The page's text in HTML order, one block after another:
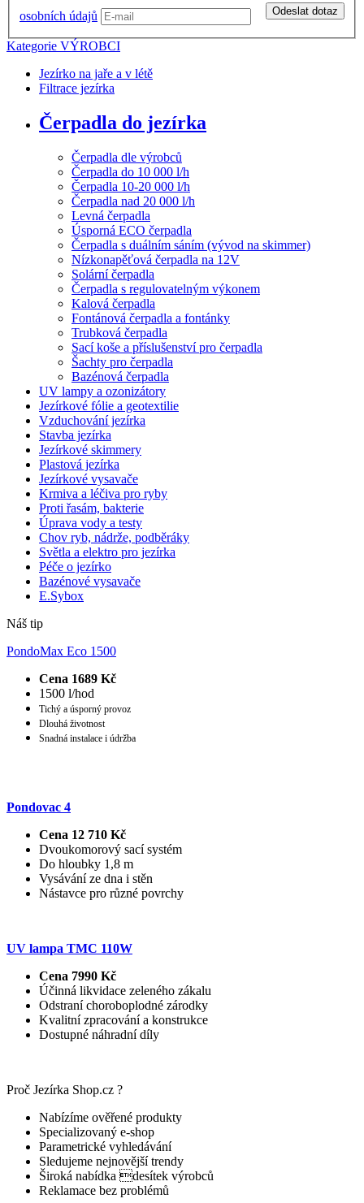
osobních údajů
Odeslat dotaz
Kategorie VÝROBCI
Jezírko na jaře a v létě
Filtrace jezírka
Čerpadla do jezírka
Čerpadla dle výrobců
Čerpadla do 10 000 l/h
Čerpadla 10-20 000 l/h
Čerpadla nad 20 000 l/h
Levná čerpadla
Úsporná ECO čerpadla
Čerpadla s duálním sáním (vývod na skimmer)
Nízkonapěťová čerpadla na 12V
Solární čerpadla
Čerpadla s regulovatelným výkonem
Kalová čerpadla
Fontánová čerpadla a fontánky
Trubková čerpadla
Sací koše a příslušenství pro čerpadla
Šachty pro čerpadla
Bazénová čerpadla
UV lampy a ozonizátory
Jezírkové fólie a geotextilie
Vzduchování jezírka
Stavba jezírka
Jezírkové skimmery
Plastová jezírka
Jezírkové vysavače
Krmiva a léčiva pro ryby
Proti řasám, bakterie
Úprava vody a testy
Chov ryb, nádrže, podběráky
Světla a elektro pro jezírka
Péče o jezírko
Bazénové vysavače
E.Sybox
Náš tip
PondoMax Eco 1500
Cena 1689 Kč
1500 l/hod
Tichý a úsporný provoz
Dlouhá životnost
Snadná instalace i údržba
Pondovac 4
Cena 12 710 Kč
Dvoukomorový sací systém
Do hloubky 1,8 m
Vysávání ze dna i stěn
Nástavce pro různé povrchy
UV lampa TMC 110W
Cena 7990 Kč
Účinná likvidace zeleného zákalu
Odstraní choroboplodné zárodky
Kvalitní zpracování a konstrukce
Dostupné náhradní díly
Proč Jezírka Shop.cz ?
Nabízíme ověřené produkty
Specializovaný e-shop
Parametrické vyhledávání
Sledujeme nejnovější trendy
Široká nabídka desítek výrobců
Reklamace bez problémů